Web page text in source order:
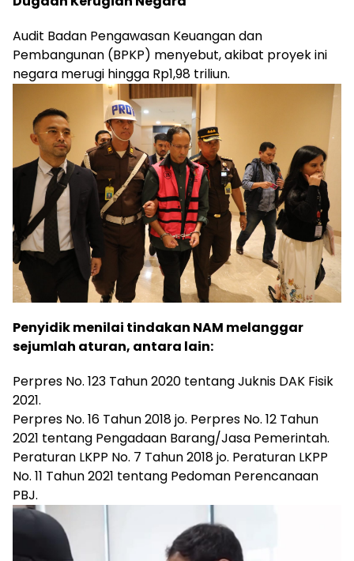
Audit Badan Pengawasan Keuangan dan
Pembangunan (BPKP) menyebut, akibat proyek ini
negara merugi hingga Rp1,98 triliun.
Penyidik menilai tindakan NAM melanggar
sejumlah aturan, antara lain:
Perpres No. 123 Tahun 2020 tentang Juknis DAK Fisik
2021.
Perpres No. 16 Tahun 2018 jo. Perpres No. 12 Tahun
2021 tentang Pengadaan Barang/Jasa Pemerintah.
Peraturan LKPP No. 7 Tahun 2018 jo. Peraturan LKPP
No. 11 Tahun 2021 tentang Pedoman Perencanaan
PBJ.